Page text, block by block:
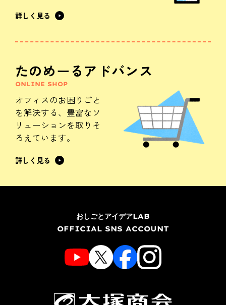
詳しく見る
たのめーるアドバンス
ONLINE SHOP
オフィスのお困りごと
を解決する、 豊富なソ
リューションを取りそ
ろえています。
詳しく見る
おしごとアイデアLAB
OFFICIAL SNS ACCOUNT